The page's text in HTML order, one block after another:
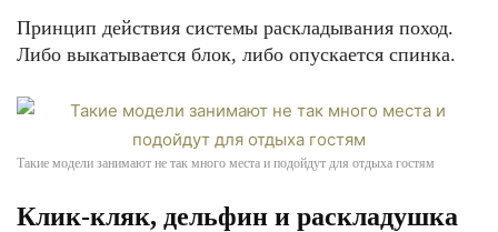
Принцип действия системы раскладывания поход.
Либо выкатывается блок, либо опускается спинка.
Такие модели занимают не так много места и подойдут для отдыха гостям
Клик-кляк, дельфин и раскладушка